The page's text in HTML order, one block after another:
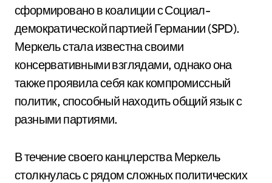
сформировано в коалиции с Социал-
демократической партией Германии (SPD).
Меркель стала известна своими
консервативными взглядами, однако она
также проявила себя как компромиссный
политик, способный находить общий язык с
разными партиями.
В течение своего канцлерства Меркель
столкнулась с рядом сложных политических